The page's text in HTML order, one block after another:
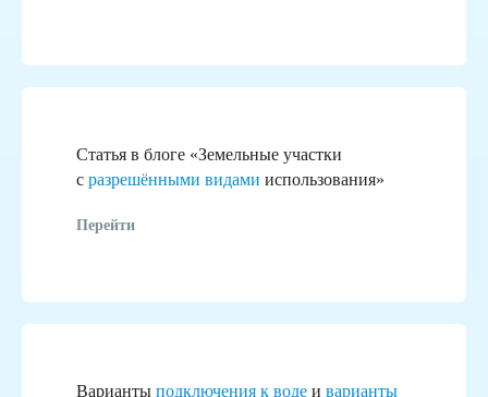
Статья в блоге «Земельные участки
с разрешёнными видами использования»
Перейти
Варианты подключения к воде и варианты